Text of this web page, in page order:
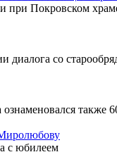
Покровском
со
с юбилеем